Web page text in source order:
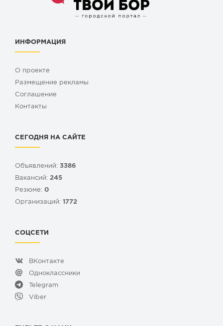
ИНФОРМАЦИЯ
О проекте
Размещение рекламы
Cоглашение
Контакты
СЕГОДНЯ НА САЙТЕ
Объявлений: 3386
Вакансий: 245
Резюме: 0
Организаций: 1772
СОЦСЕТИ
ВКонтакте
Одноклассники
Telegram
Viber